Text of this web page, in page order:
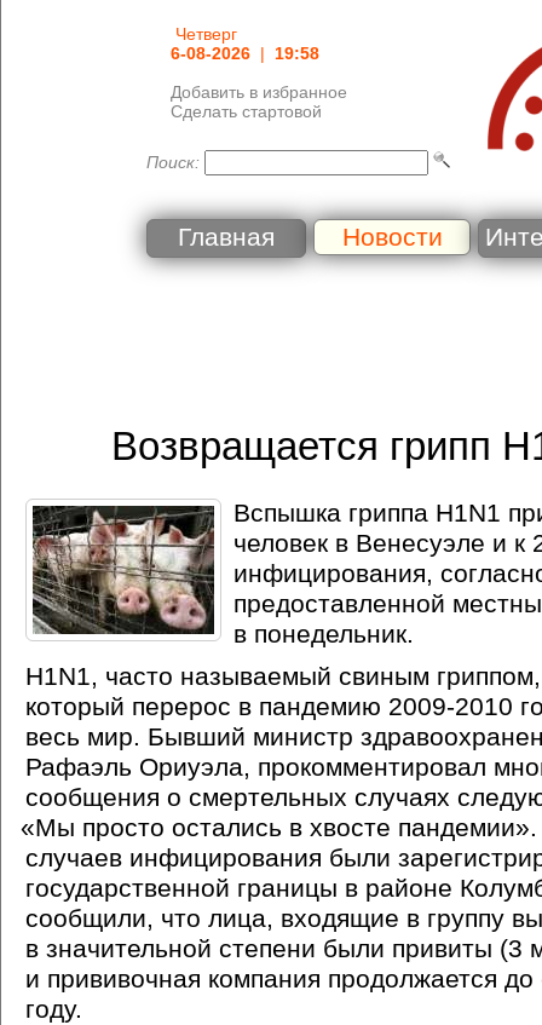
Четверг
6-08-2026 | 19:58
Добавить в избранное
Сделать стартовой
Поиск:
Главная Новости
Возвращается грипп
Вспышка гриппа H1N1
человек в Венесуэле и к
инфицирования,
предоставленной
в понедельник.
H1N1, часто называемый свиным
который перерос в пандемию 2009-2010
весь мир. Бывший министр
Рафаэль Ориуэла, прокомментировал
сообщения о смертельных случаях
«Мы просто остались в хвосте
случаев инфицирования были
государственной границы в районе
сообщили, что лица, входящие в группу
в значительной степени были привиты (3
и прививочная компания продолжается
году.